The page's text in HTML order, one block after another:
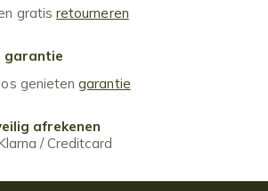
gratisretourneren
garantie
genietengarantie
afrekenen
/ Creditcard